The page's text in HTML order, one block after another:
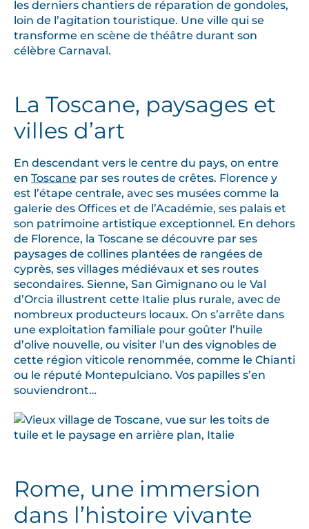
les derniers chantiers de réparation de gondoles,
loin de l’agitation touristique. Une ville qui se
transforme en scène de théâtre durant son
célèbre Carnaval.
La Toscane, paysages et
villes d’art
En descendant vers le centre du pays, on entre
en Toscane par ses routes de crêtes. Florence y
est l’étape centrale, avec ses musées comme la
galerie des Offices et de l’Académie, ses palais et
son patrimoine artistique exceptionnel. En dehors
de Florence, la Toscane se découvre par ses
paysages de collines plantées de rangées de
cyprès, ses villages médiévaux et ses routes
secondaires. Sienne, San Gimignano ou le Val
d’Orcia illustrent cette Italie plus rurale, avec de
nombreux producteurs locaux. On s’arrête dans
une exploitation familiale pour goûter l’huile
d’olive nouvelle, ou visiter l’un des vignobles de
cette région viticole renommée, comme le Chianti
ou le réputé Montepulciano. Vos papilles s’en
souviendront…
Rome, une immersion
dans l’histoire vivante